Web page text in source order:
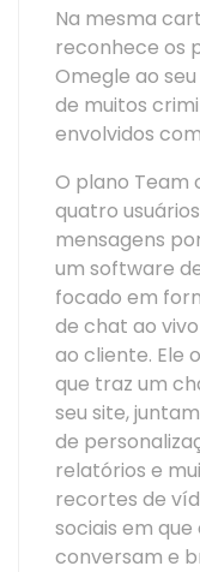
Na mesma
reconhece os
Omegle ao
de muitos
envolvidos
O plano Team
quatro
mensagens
um software
focado em
de chat ao
ao cliente. Ele
que traz um
seu site,
de
relatórios e
recortes de
sociais em
conversam e